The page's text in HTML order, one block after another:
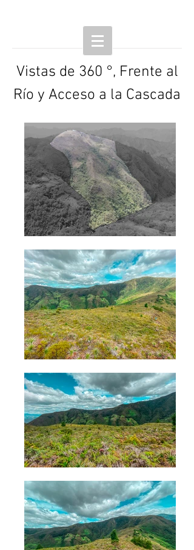
Vistas de 360 ​​°, Frente al
Río y Acceso a la Cascada